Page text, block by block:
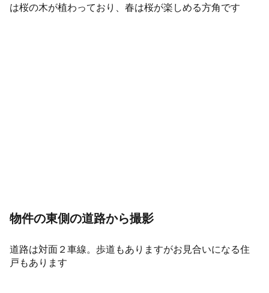
は桜の木が植わっており、春は桜が楽しめる方角です
物件の東側の道路から撮影
道路は対面２車線。歩道もありますがお見合いになる住
戸もあります